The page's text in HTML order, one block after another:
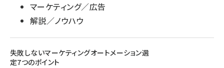
マーケティング／広告
解説／ノウハウ
失敗しないマーケティングオートメーション選
定7つのポイント